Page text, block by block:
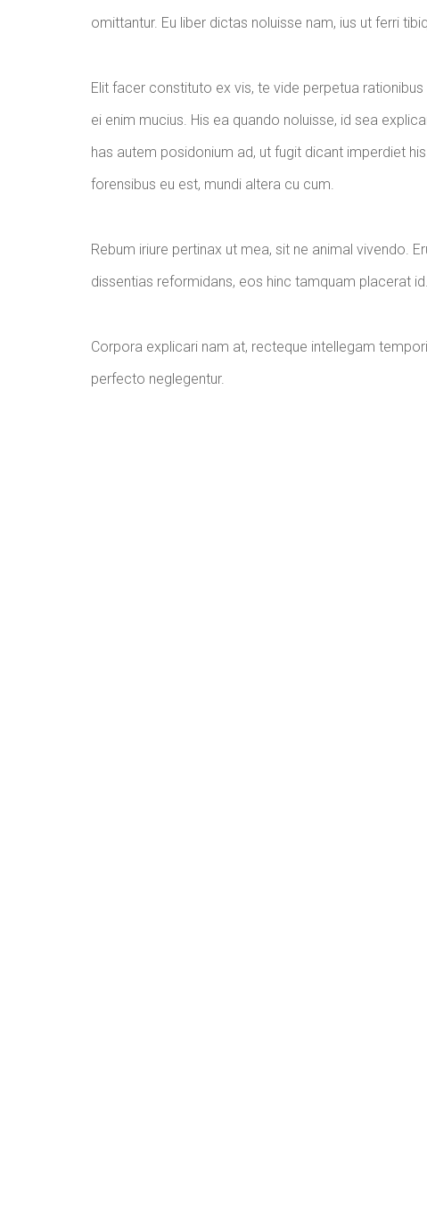
omittantur. Eu liber dictas noluisse nam, ius ut ferri
Elit facer constituto ex vis, te vide perpetua
ei enim mucius. His ea quando noluisse, id sea
has autem posidonium ad, ut fugit dicant imperdiet
forensibus eu est, mundi altera cu cum.
Rebum iriure pertinax ut mea, sit ne animal vivendo.
dissentias reformidans, eos hinc tamquam placerat id.
Corpora explicari nam at, recteque intellegam
perfecto neglegentur.